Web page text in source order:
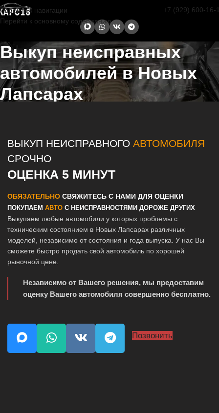
Перейти к навигации
Перейти к основному содержанию
+7 (929) 600-16-
Выкуп неисправных
автомобилей в Новых
Лапсарах
ВЫКУП НЕИСПРАВНОГО АВТОМОБИЛЯ
СРОЧНО
ОЦЕНКА 5 МИНУТ
ОБЯЗАТЕЛЬНО СВЯЖИТЕСЬ С НАМИ ДЛЯ ОЦЕНКИ
ПОКУПАЕМ АВТО С НЕИСПРАВНОСТЯМИ ДОРОЖЕ ДРУГИХ
Выкупаем любые автомобили у которых проблемы с
техническим состоянием в Новых Лапсарах различных
моделей, независимо от состояния и года выпуска. У нас Вы
сможете быстро продать свой автомобиль по хорошей
рыночной цене.
Независимо от Вашего решения, мы предоставим
оценку Вашего автомобиля совершенно бесплатно.
Позвонить